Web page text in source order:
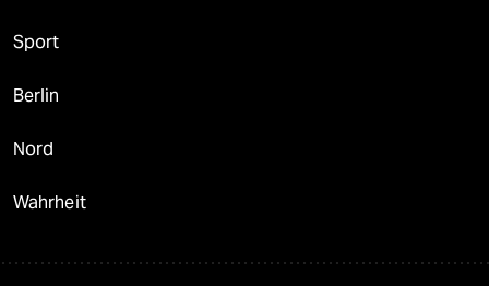
Sport
Berlin
Nord
Wahrheit